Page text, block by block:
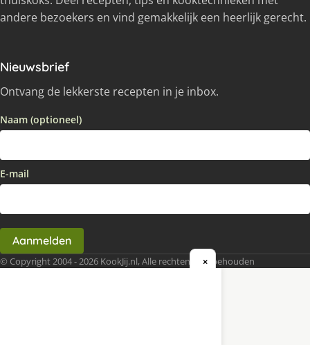
andere bezoekers en vind gemakkelijk een heerlijk gerecht.
Nieuwsbrief
Ontvang de lekkerste recepten in je inbox.
Naam (optioneel)
E-mail
Aanmelden
© Copyright 2004 - 2026 KookJij.nl, Alle rechten voorbehouden
×